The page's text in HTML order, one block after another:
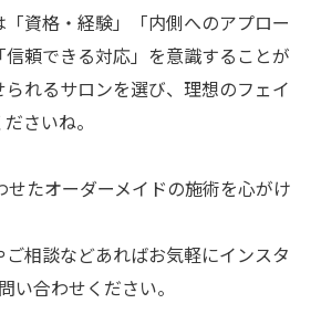
資格・経験」「内側へのアプロー
頼できる対応」を意識することが
れるサロンを選び、理想のフェイ
さいね。
せたオーダーメイドの施術を心がけ
相談などあればお気軽にインスタ
い合わせください。